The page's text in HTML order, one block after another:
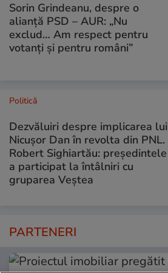
Sorin Grindeanu, despre o
alianță PSD – AUR: „Nu
exclud… Am respect pentru
votanți și pentru români”
Politică
Dezvăluiri despre implicarea lui
Nicușor Dan în revolta din PNL.
Robert Sighiartău: președintele
a participat la întâlniri cu
gruparea Veștea
PARTENERI